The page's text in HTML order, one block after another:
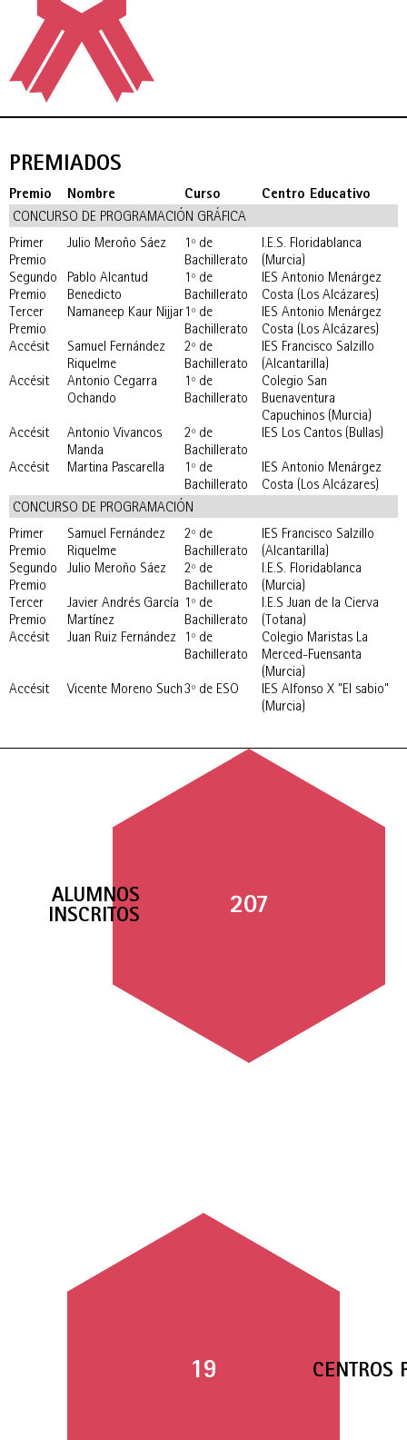
PREMIADOS
Premio Nombre Curso
Centro Educativo
CONCURSO DE PROGRAMACIÓN GRÁFICA
Primer
Premio
Julio Meroño Sáez
1º de
Bachillerato
I.E.S. Floridablanca
(Murcia)
Segundo
Premio
Pablo Alcantud
Benedicto
1º de
Bachillerato
IES Antonio Menárgez
Costa (Los Alcázares)
Tercer
Premio
Namaneep Kaur Nijjar1º de
Bachillerato
IES Antonio Menárgez
Costa (Los Alcázares)
Accésit
Samuel Fernández
Riquelme
2º de
Bachillerato
IES Francisco Salzillo
(Alcantarilla)
Accésit
Antonio Cegarra
Ochando
1º de
Bachillerato
Colegio San
Buenaventura
Capuchinos (Murcia)
Accésit
Antonio Vivancos
Manda
2º de
Bachillerato
IES Los Cantos (Bullas)
Accésit Martina Pascarella
1º de
Bachillerato
IES Antonio Menárgez
Costa (Los Alcázares)
CONCURSO DE PROGRAMACIÓN
Primer
Premio
Samuel Fernández
Riquelme
2º de
Bachillerato
IES Francisco Salzillo
(Alcantarilla)
Segundo
Premio
Julio Meroño Sáez
2º de
Bachillerato
I.E.S. Floridablanca
(Murcia)
Tercer
Premio
Javier Andrés García
Martínez
1º de
Bachillerato
I.E.S Juan de la Cierva
(Totana)
Accésit
Juan Ruiz Fernández
1º de
Bachillerato
Colegio Maristas La
Merced-Fuensanta
(Murcia)
Accésit
Vicente Moreno Such3º de ESO
IES Alfonso X "El sabio"
(Murcia)
207
ALUMNOS
INSCRITOS
19 CENTROS